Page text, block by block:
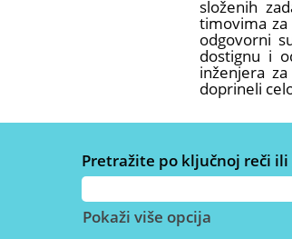
složenih
timovima za
odgovorni
dostignu i
inženjera
doprineli
Pretražite po ključnoj reči
Pokaži više opcija